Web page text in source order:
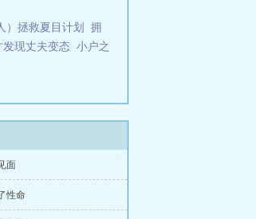
）拯救夏目计划
拥
发现丈夫变态 小户之
面
性命